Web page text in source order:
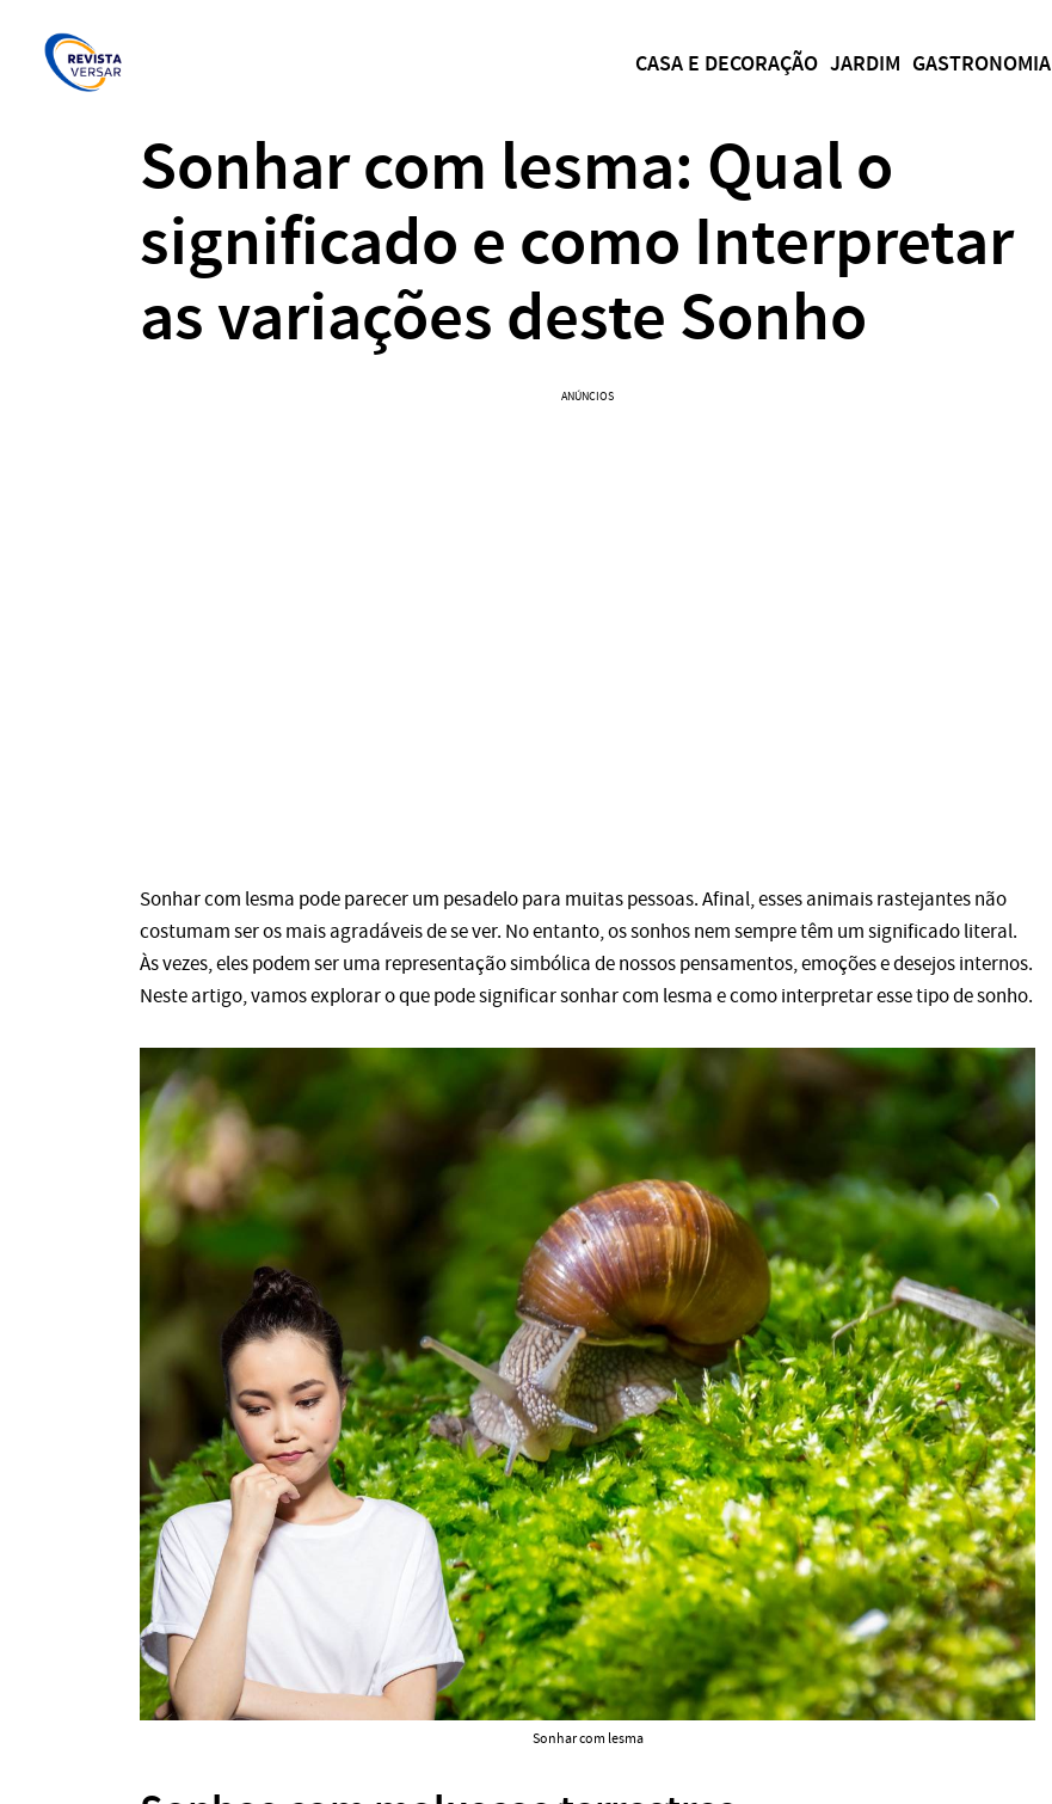
CASA E DECORAÇÃO JARDIM GASTRONOMIA
Sonhar com lesma: Qual o
significado e como Interpretar
as variações deste Sonho
ANÚNCIOS
Sonhar com lesma pode parecer um pesadelo para muitas pessoas. Afinal, esses animais rastejantes não
costumam ser os mais agradáveis ​​de se ver. No entanto, os sonhos nem sempre têm um significado literal.
Às vezes, eles podem ser uma representação simbólica de nossos pensamentos, emoções e desejos internos.
Neste artigo, vamos explorar o que pode significar sonhar com lesma e como interpretar esse tipo de sonho.
Sonhar com lesma